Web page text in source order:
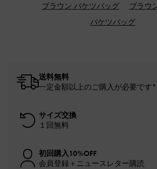
ブラウン バケツバッグ
ブラウ
バケツバッグ
送料無料
一定金額以上のご購入が必要です*
サイズ交換
１回無料
初回購入10%OFF
会員登録＋ニュースレター購読